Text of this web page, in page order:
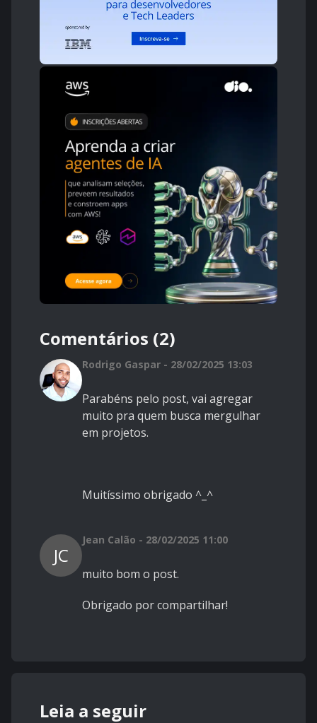
Comentários (2)
Rodrigo Gaspar - 28/02/2025 13:03
Parabéns pelo post, vai agregar
muito pra quem busca mergulhar
em projetos.
Muitíssimo obrigado ^_^
JC
Jean Calão - 28/02/2025 11:00
muito bom o post.
Obrigado por compartilhar!
Leia a seguir